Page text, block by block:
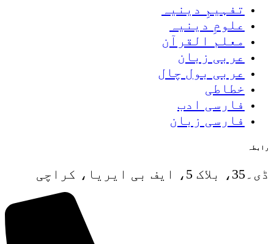
تفہیمِ دینیہ
علومِ دینیہ
معلم القرآن
عربی زبان
عربی بول چال
خطاطی
فارسی ادب
فارسی زبان
رابطہ
ڈی۔35، بلاک 5، ایف بی ایریا، کراچی